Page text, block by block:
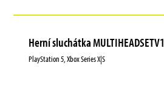
Herní sluchátka
PlayStation 5, Xbox Series X|S